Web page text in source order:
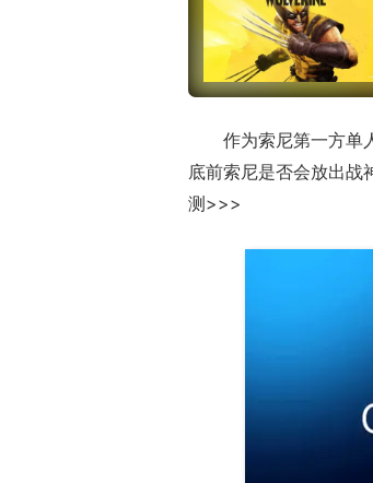
作为索尼第一方单
底前索尼是否会放出战
测>>>